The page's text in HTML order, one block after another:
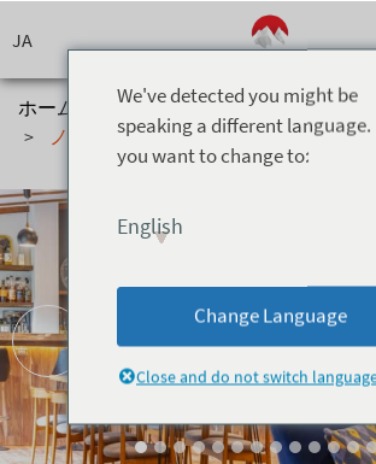
to
Today's Outlook
Few Showers
Snow (cm)
24h
Bottom Top
Lifts open
0
Current
0
Feels Like
ホーム 宿泊施設 > ロッジ＆バックパ
>
ノマド ロッジ
We've detected you might be
speaking a different language.
you want to change to:
English
Change Language
Close and do not switch